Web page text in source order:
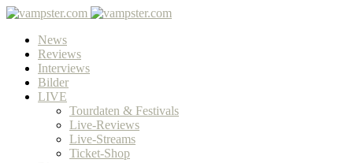
News
Reviews
Interviews
Bilder
LIVE
Tourdaten & Festivals
Live-Reviews
Live-Streams
Ticket-Shop